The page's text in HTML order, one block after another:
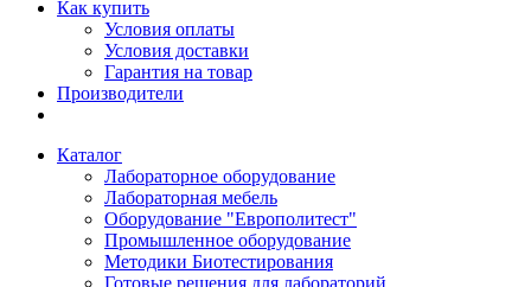
Как купить
Условия оплаты
Условия доставки
Гарантия на товар
Производители
Каталог
Лабораторное оборудование
Лабораторная мебель
Оборудование "Европолитест"
Промышленное оборудование
Методики Биотестирования
Готовые решения для лабораторий